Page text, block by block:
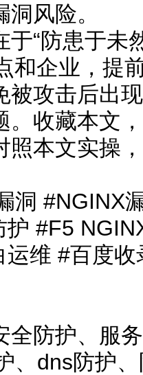
风险。
于“防患于未
和企业，提
被攻击后出
。收藏本文
照本文实操
洞 #NGINX
#F5
运维 #百度收
全防护、服
、dns防护